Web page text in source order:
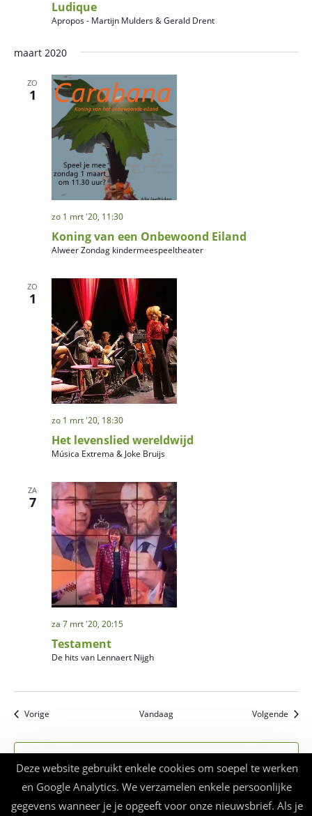
Ludique
Apropos - Martijn Mulders & Gerald Drent
maart 2020
ZO
1
Koning van een Onbewoond Eiland
zo 1 mrt '20, 11:30
Alweer Zondag kindermeespeeltheater
ZO
1
Het levenslied wereldwijd
zo 1 mrt '20, 18:30
Música Extrema & Joke Bruijs
ZA
7
Testament
za 7 mrt '20, 20:15
De hits van Lennaert Nijgh
VorigeEvenementen Vandaag Volgende
Abonneer op kalender
Deze website gebruikt enkele cookies om soepel te werken
en Google Analytics. We verzamelen enkele persoonlijke
gegevens wanneer je je opgeeft voor onze nieuwsbrief. Als je